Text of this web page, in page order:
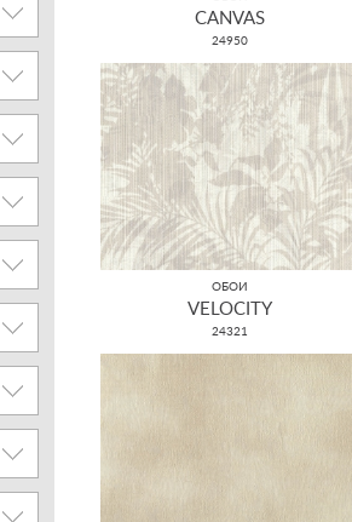
CANVAS
24950
ОБОИ
VELOCITY
24321